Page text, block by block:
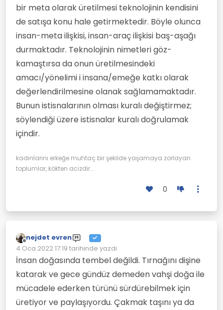
bir meta olarak üretilmesi teknolojinin kendisini
de satışa konu hale getirmektedir. Böyle olunca
insan-meta ilişkisi, insan-araç ilişkisi baş-aşağı
durmaktadır. Teknolojinin nimetleri göz-
kamaştırsa da onun üretilmesindeki
amacı/yönelimi i insana/emeğe katkı olarak
değerlendirilmesine olanak sağlamamaktadır.
Bunun istisnalarının olması kuralı değiştirmez;
söylendiği üzere istisnalar kuralı doğrulamak
içindir.
kadınlarını erkeğe muhtaç bir şekilde yaşamaya zorlayan
toplumlar, kökten acizdir...
0
Çevrimdışı
nejdet evren
4 Oca 2022 17:19 tarihinde yazdı
Son düzenleyen:
İnsan doğasında tembel değildi. Tırnağını dişine
katarak ve gece gündüz demeden vahşi doğa ile
mücadele ederken türünü sürdürebilmek için
üretiyor ve paylaşıyordu. Çakmak taşını ya da